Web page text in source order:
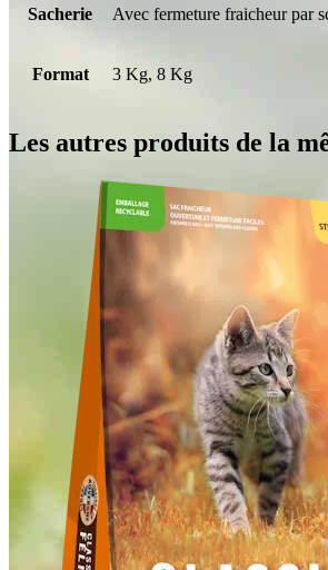
Sacherie Avec fermeture fraicheur par
Format 3 Kg, 8 Kg
Les autres produits de la